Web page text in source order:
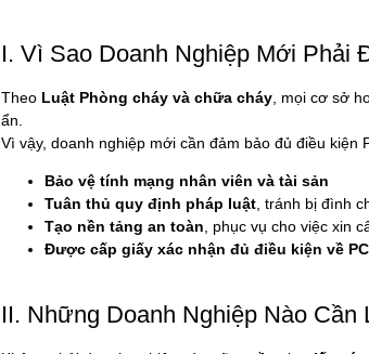
I. Vì Sao Doanh Nghiệp Mới Phải
Theo Luật Phòng cháy và chữa cháy, mọi cơ sở
ẩn.
Vì vậy, doanh nghiệp mới cần đảm bảo đủ điều kiện
Bảo vệ tính mạng nhân viên và tài sản
Tuân thủ quy định pháp luật, tránh bị đình
Tạo nền tảng an toàn, phục vụ cho việc xin
Được cấp giấy xác nhận đủ điều kiện về
II. Những Doanh Nghiệp Nào Cần